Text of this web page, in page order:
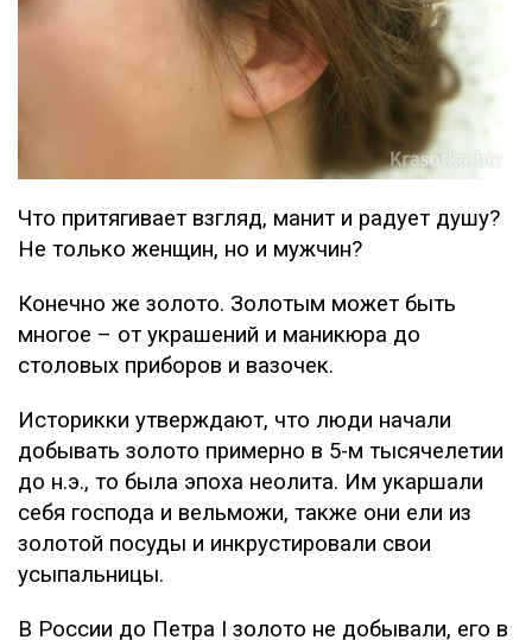
Что притягивает взгляд, манит и радует душу?
Не только женщин, но и мужчин?
Конечно же золото. Золотым может быть
многое – от украшений и маникюра до
столовых приборов и вазочек.
Историкки утверждают, что люди начали
добывать золото примерно в 5-м тысячелетии
до н.э., то была эпоха неолита. Им укаршали
себя господа и вельможи, также они ели из
золотой посуды и инкрустировали свои
усыпальницы.
В России до Петра I золото не добывали, его в